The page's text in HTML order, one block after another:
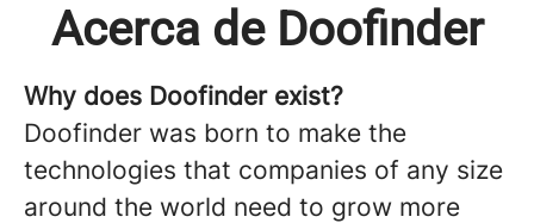
Acerca de Doofinder
Why does Doofinder exist?
Doofinder was born to make the
technologies that companies of any size
around the world need to grow more